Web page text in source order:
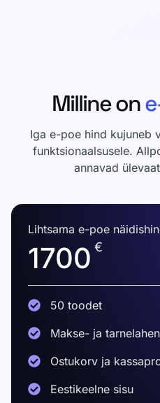
Milline on
Iga e-poe hind kujuneb
funktsionaalsusele.
annavad
Lihtsama e-poe
1700 €
50 toodet
Makse- ja
Ostukorv ja
Eestikeelne sisu